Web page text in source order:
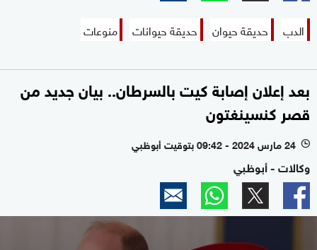
الدب حديقة حيوان حديقة حيوانات منوعات
بعد إعلان إصابة كيت بالسرطان.. بيان جديد من
قصر كنسينغتون
l 24 مارس 2024 - 09:42 بتوقيت أبوظبي
وكالات - أبوظبي